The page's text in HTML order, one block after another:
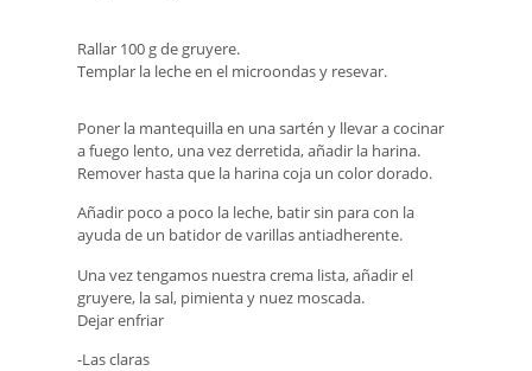
Rallar 100 g de gruyere.
Templar la leche en el microondas y resevar.
Poner la mantequilla en una sartén y llevar a cocinar
a fuego lento, una vez derretida, añadir la harina.
Remover hasta que la harina coja un color dorado.
Añadir poco a poco la leche, batir sin para con la
ayuda de un batidor de varillas antiadherente.
Una vez tengamos nuestra crema lista, añadir el
gruyere, la sal, pimienta y nuez moscada.
Dejar enfriar
-Las claras